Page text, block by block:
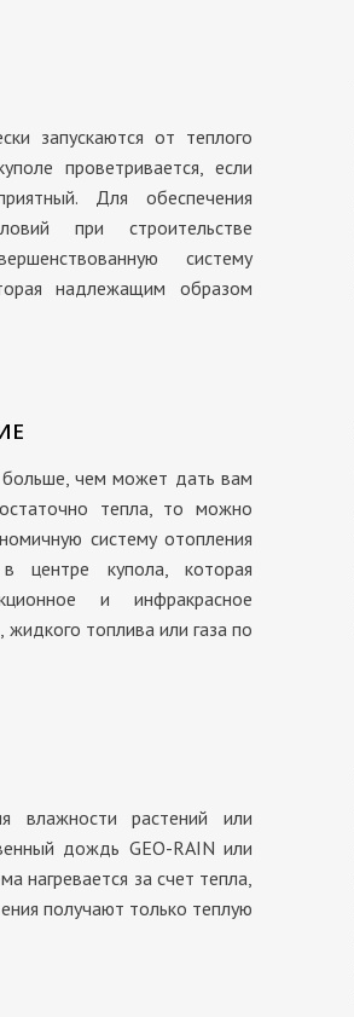
запускаются от теплого
проветривается, если
Для обеспечения
при строительстве
систему
надлежащим образом
больше, чем может дать вам
тепла, то можно
систему отопления
центре купола, которая
и инфракрасное
топлива или газа по
влажности растений или
дождь GEO-RAIN или
нагревается за счет тепла,
получают только теплую